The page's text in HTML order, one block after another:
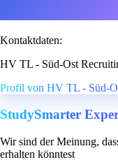
Kontaktdaten:
HV TL - Süd-Ost
Profil von HV TL - Süd-
StudySmarter
Wir sind der Meinung,
erhalten könntest